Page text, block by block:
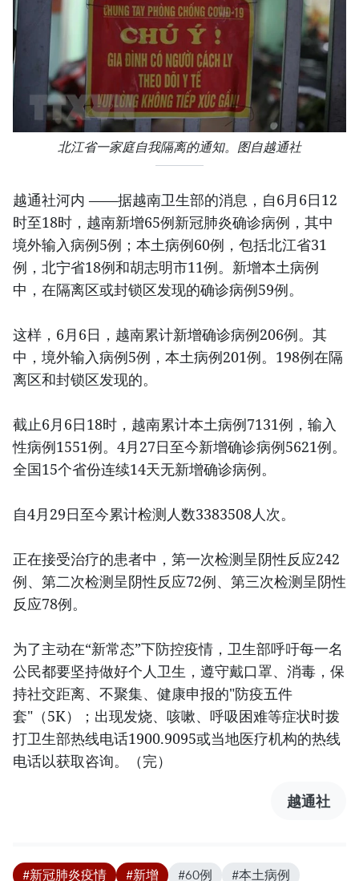
北江省一家庭自我隔离的通知。图自越通社
越通社河内 ——据越南卫生部的消息，自6月6日12
时至18时，越南新增65例新冠肺炎确诊病例，其中
境外输入病例5例；本土病例60例，包括北江省31
例，北宁省18例和胡志明市11例。新增本土病例
中，在隔离区或封锁区发现的确诊病例59例。
这样，6月6日，越南累计新增确诊病例206例。其
中，境外输入病例5例，本土病例201例。198例在隔
离区和封锁区发现的。
截止6月6日18时，越南累计本土病例7131例，输入
性病例1551例。4月27日至今新增确诊病例5621例。
全国15个省份连续14天无新增确诊病例。
自4月29日至今累计检测人数3383508人次。
正在接受治疗的患者中，第一次检测呈阴性反应242
例、第二次检测呈阴性反应72例、第三次检测呈阴性
反应78例。
为了主动在“新常态”下防控疫情，卫生部呼吁每一名
公民都要坚持做好个人卫生，遵守戴口罩、消毒，保
持社交距离、不聚集、健康申报的"防疫五件
套"（5K）；出现发烧、咳嗽、呼吸困难等症状时拨
打卫生部热线电话1900.9095或当地医疗机构的热线
电话以获取咨询。（完）
越通社
#新冠肺炎疫情 #新增 #60例
#本土病例